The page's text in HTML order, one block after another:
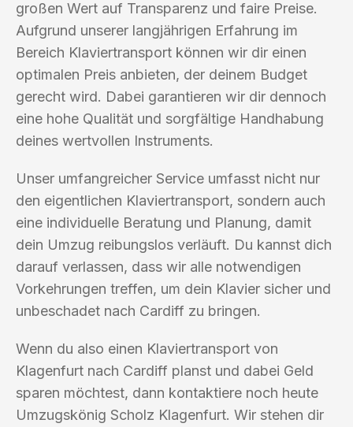
großen Wert auf Transparenz und faire Preise.
Aufgrund unserer langjährigen Erfahrung im
Bereich Klaviertransport können wir dir einen
optimalen Preis anbieten, der deinem Budget
gerecht wird. Dabei garantieren wir dir dennoch
eine hohe Qualität und sorgfältige Handhabung
deines wertvollen Instruments.
Unser umfangreicher Service umfasst nicht nur
den eigentlichen Klaviertransport, sondern auch
eine individuelle Beratung und Planung, damit
dein Umzug reibungslos verläuft. Du kannst dich
darauf verlassen, dass wir alle notwendigen
Vorkehrungen treffen, um dein Klavier sicher und
unbeschadet nach Cardiff zu bringen.
Wenn du also einen Klaviertransport von
Klagenfurt nach Cardiff planst und dabei Geld
sparen möchtest, dann kontaktiere noch heute
Umzugskönig Scholz Klagenfurt. Wir stehen dir